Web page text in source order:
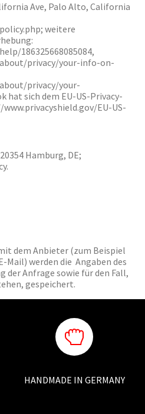
Ave, Palo Alto, California
weitere
186325668085084,
privacy/your-info-on-
privacy/your-
hat sich dem EU-US-Privacy-
EU-US-
Hamburg, DE;
dem Anbieter (zum Beispiel
werden die Angaben des
der Anfrage sowie für den Fall,
gespeichert.
HANDMADE IN GERMANY